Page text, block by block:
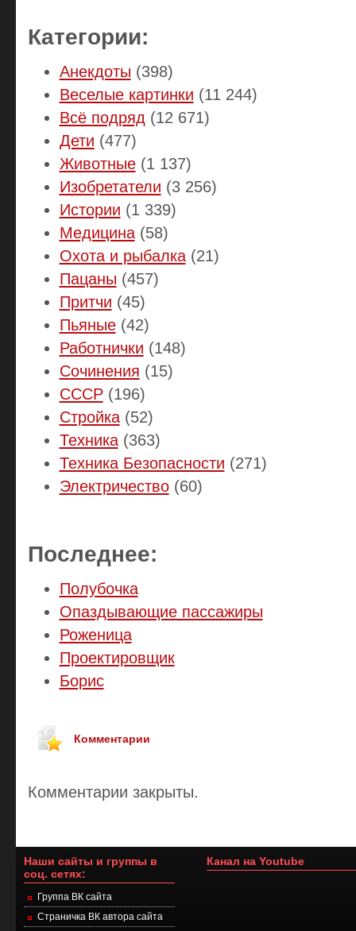
Категории:
Анекдоты (398)
Веселые картинки (11 244)
Всё подряд (12 671)
Дети (477)
Животные(1 137)
Изобретатели (3 256)
Истории (1 339)
Медицина(58)
Охота и рыбалка(21)
Пацаны (457)
Притчи (45)
Пьяные(42)
Работнички (148)
Сочинения (15)
СССР(196)
Стройка(52)
Техника(363)
Техника Безопасности (271)
Электричество(60)
Последнее:
Полубочка
Опаздывающие пассажиры
Роженица
Проектировщик
Борис
Комментарии
Комментарии закрыты.
Наши сайты и группы в
соц. сетях:
Группа ВК сайта
Страничка ВК автора сайта
Канал на Youtube